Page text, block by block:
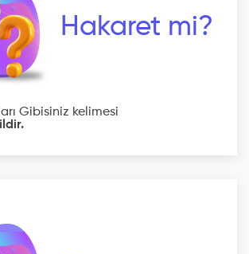
Hakaret mi?
Gibisiniz kelimesi